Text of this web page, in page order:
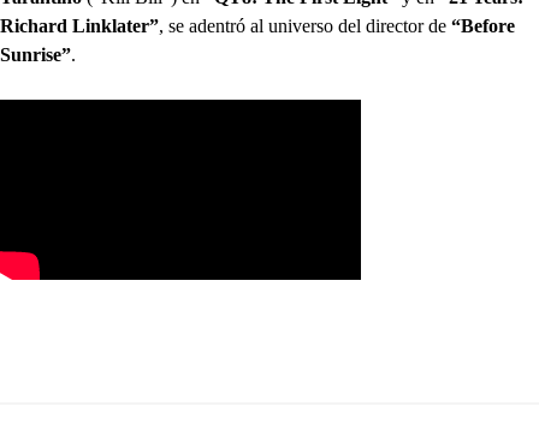
Richard Linklater”, se adentró al universo del director de “Before
Sunrise”.